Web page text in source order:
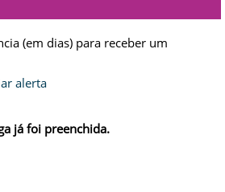
(em dias) para receber um
alerta
já foi preenchida.